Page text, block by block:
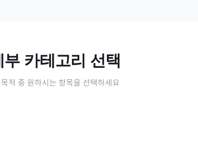
부 카테고리 선택
적 중 원하시는 항목을 선택하세요